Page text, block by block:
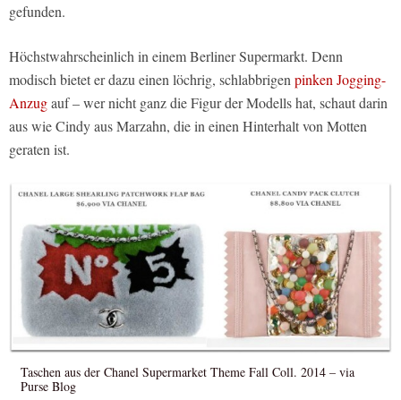
gefunden.
Höchstwahrscheinlich in einem Berliner Supermarkt. Denn
modisch bietet er dazu einen löchrig, schlabbrigen pinken Jogging-
Anzugauf – wer nicht ganz die Figur der Modells hat, schaut darin
aus wie Cindy aus Marzahn, die in einen Hinterhalt von Motten
geraten ist.
Taschen aus der Chanel Supermarket Theme Fall Coll. 2014 – via
Purse Blog